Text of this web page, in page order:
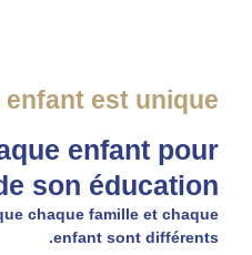
enfant est unique
enfant pour
son éducation
chaque famille et chaque
enfant sont différents.